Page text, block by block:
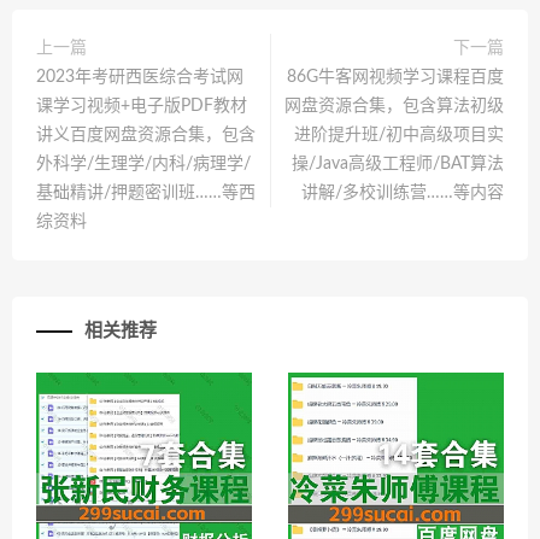
上一篇
2023年考研西医综合考试网
课学习视频+电子版PDF教材
讲义百度网盘资源合集，包含
外科学/生理学/内科/病理学/
基础精讲/押题密训班……等西
综资料
下一篇
86G牛客网视频学习课程百度
网盘资源合集，包含算法初级
进阶提升班/初中高级项目实
操/Java高级工程师/BAT算法
讲解/多校训练营……等内容
相关推荐